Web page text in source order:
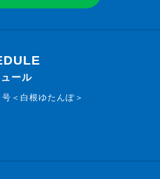
ール
＜白根ゆたんぽ＞